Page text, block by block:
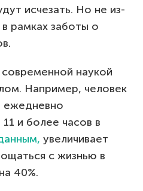
исчезать. Но не из-
рамках заботы о
наукой
Например, человек
ежедневно
и более часов в
увеличивает
с жизнью в
40%.